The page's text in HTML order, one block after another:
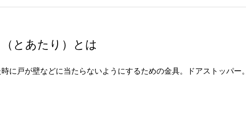
（とあたり）とは
時に戸が壁などに当たらないようにするための金具。ドアストッパー。